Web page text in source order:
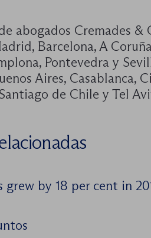
abogados Cremades
Barcelona, A
Pontevedra y
Aires, Casablanca,
de Chile y Tel
grew by 18 per cent in